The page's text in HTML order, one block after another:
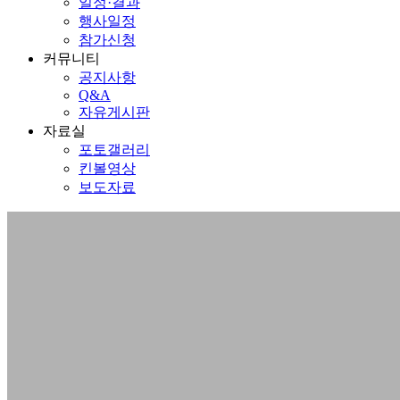
행사일정
참가신청
커뮤니티
공지사항
Q&A
자유게시판
자료실
포토갤러리
킨볼영상
보도자료